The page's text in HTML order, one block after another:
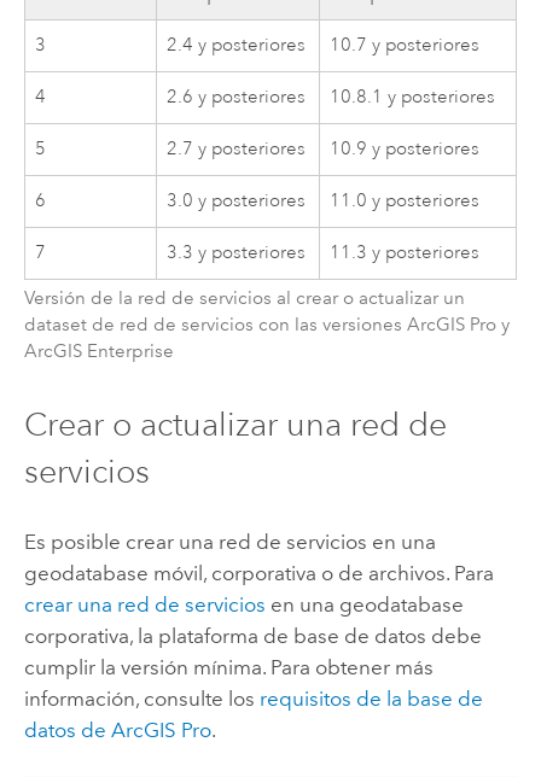
3 2.4 y posteriores 10.7 y posteriores
4 2.6 y posteriores 10.8.1 y posteriores
5 2.7 y posteriores 10.9 y posteriores
6 3.0 y posteriores 11.0 y posteriores
7 3.3 y posteriores 11.3 y posteriores
Versión de la red de servicios al crear o actualizar un
dataset de red de servicios con las versiones ArcGIS Proy
ArcGIS Enterprise
Crear o actualizar una red de
servicios
Es posible crear una red de servicios en una
geodatabase móvil, corporativa o de archivos. Para
crear una red de servicios en una geodatabase
corporativa, la plataforma de base de datos debe
cumplir la versión mínima. Para obtener más
información, consulte los requisitos de la base de
datos de ArcGIS Pro.